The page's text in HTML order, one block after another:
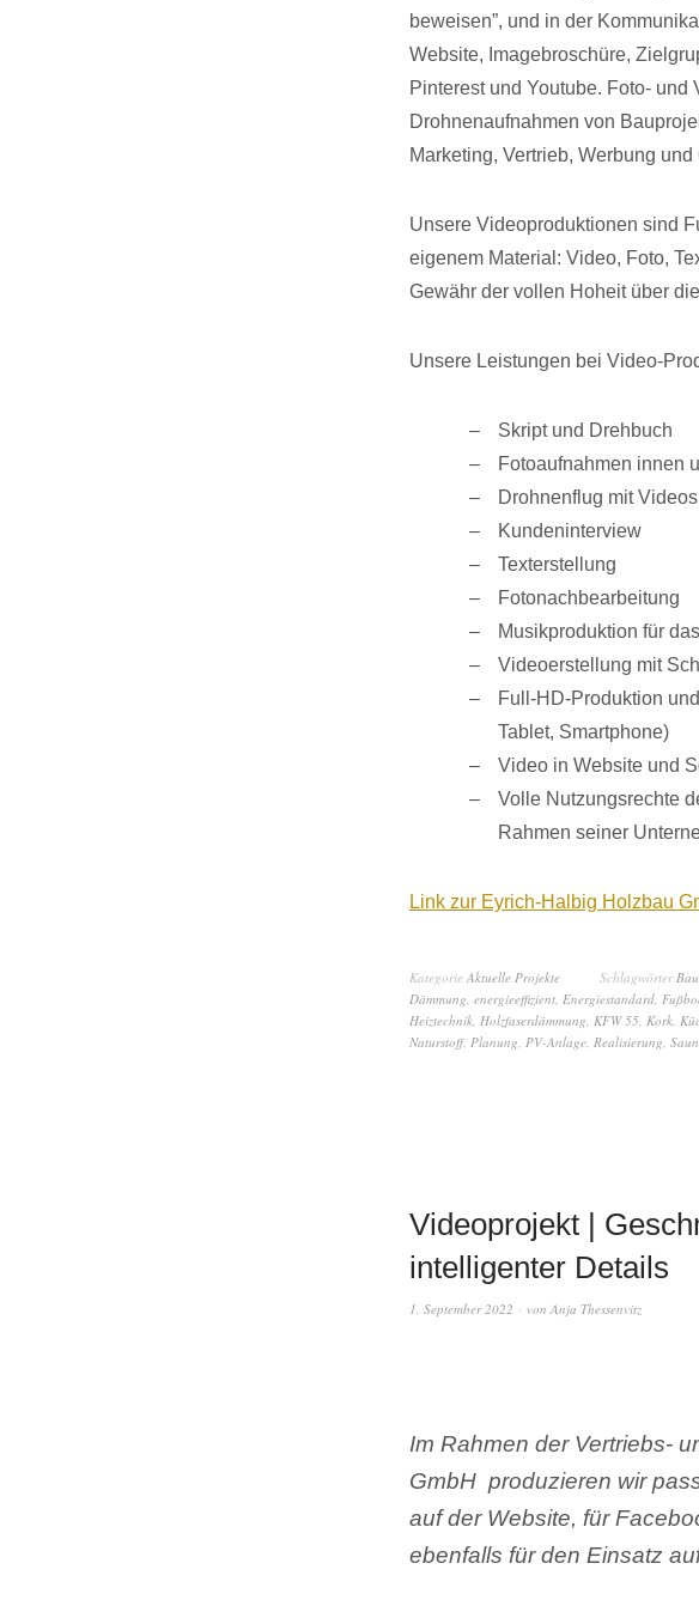
beweisen”, und in der
Website, Imagebroschüre,
Pinterest und Youtube. Foto-
Drohnenaufnahmen von
Marketing, Vertrieb, Werbung
Unsere Videoproduktionen sind
eigenem Material: Video, Foto,
Gewähr der vollen Hoheit über
Unsere Leistungen bei Video-
Skript und Drehbuch
Fotoaufnahmen innen
Drohnenflug mit
Kundeninterview
Texterstellung
Fotonachbearbeitung
Musikproduktion für
Videoerstellung mit
Full-HD-Produktion
Tablet, Smartphone)
Video in Website und
Volle Nutzungsrechte
Rahmen seiner
Link zur Eyrich-Halbig Holzbau
Kategorie Aktuelle Projekte Schlagwörter
Dämmung, energieeffizient, Energiestandard,
Heiztechnik, Holzfaserdämmung, KFW 55, Kork,
Naturstoff, Planung, PV-Anlage, Realisierung,
Videoprojekt |
intelligenter Details
1. September 2022 von Anja Thessenvitz
Im Rahmen der Vertriebs-
GmbH produzieren wir
auf der Website, für
ebenfalls für den Einsatz